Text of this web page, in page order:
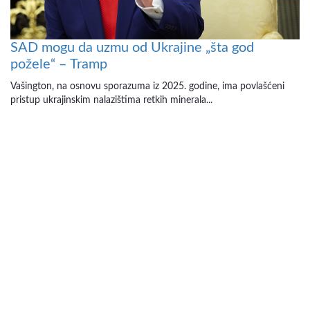
SAD mogu da uzmu od Ukrajine „šta god
požele“ – Tramp
Vašington, na osnovu sporazuma iz 2025. godine, ima povlašćeni
pristup ukrajinskim nalazištima retkih minerala...